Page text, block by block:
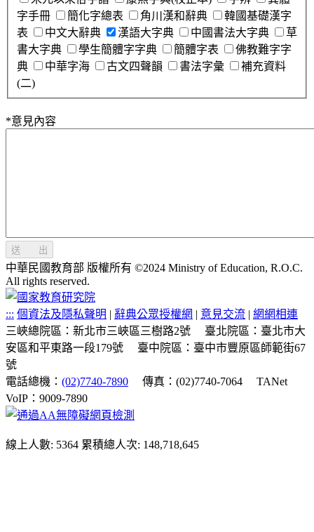
字手冊
簡化字總表 角川漢和辭典
韓國基礎漢字
表
中文大辭典 漢語大字典 中國書法大字典
草
書大字典
學生簡體字字典 簡體字表
佛教難字字
典
中華字海 古文四聲韻 書法字彙
補充資料
(二)
*意見內容
送 出
中華民國教育部 版權所有 ©2024 Ministry of Education, R.O.C.
All rights reserved.
::: 個資法及隱私聲明 | 辭典公眾授權網 | 意見交流 | 網網相連
三峽總院區：新北市三峽區三樹路2號
臺北院區：臺北市大
安區和平東路一段179號
臺中院區：臺中市豐原區師範街67
號
電話總機： (02)7740-7890 傳真：(02)7740-7064
TANet
VoIP：9009-7890
線上人數: 5364 累積總人次: 148,718,645